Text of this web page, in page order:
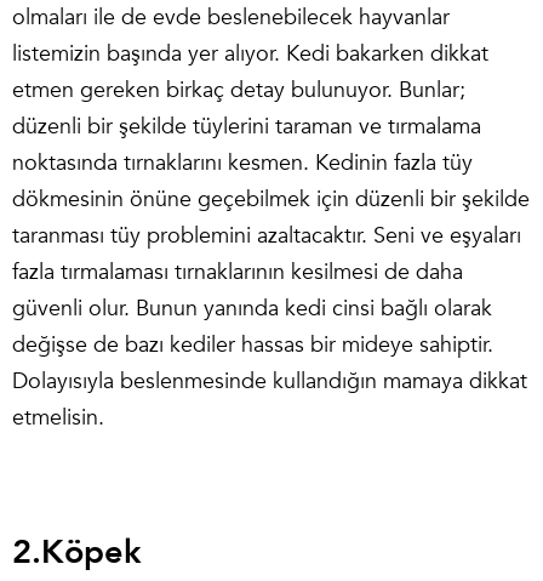
olmaları ile de evde beslenebilecek hayvanlar
listemizin başında yer alıyor. Kedi bakarken dikkat
etmen gereken birkaç detay bulunuyor. Bunlar;
düzenli bir şekilde tüylerini taraman ve tırmalama
noktasında tırnaklarını kesmen. Kedinin fazla tüy
dökmesinin önüne geçebilmek için düzenli bir şekilde
taranması tüy problemini azaltacaktır. Seni ve eşyaları
fazla tırmalaması tırnaklarının kesilmesi de daha
güvenli olur. Bunun yanında kedi cinsi bağlı olarak
değişse de bazı kediler hassas bir mideye sahiptir.
Dolayısıyla beslenmesinde kullandığın mamaya dikkat
etmelisin.
2.Köpek